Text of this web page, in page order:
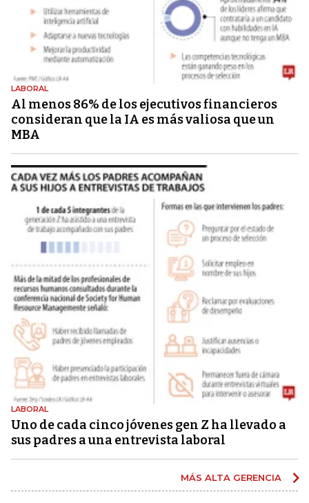
LABORAL
Al menos 86% de los ejecutivos financieros
consideran que la IA es más valiosa que un
MBA
LABORAL
Uno de cada cinco jóvenes gen Z ha llevado a
sus padres a una entrevista laboral
MÁS ALTA GERENCIA